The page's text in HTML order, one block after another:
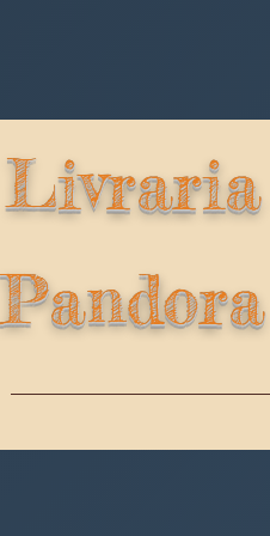
Livraria
Pandora